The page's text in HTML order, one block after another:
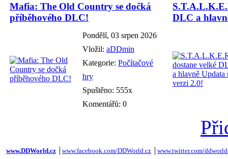
Mafia: The Old Country se dočká
příběhového DLC!
Pondělí, 03 srpen 2026
Vložil: aDDmin
Kategorie: Počítačové
hry
Spuštěno: 555x
Komentářů: 0
DLC a
www.DDWorld.cz www.facebook.com/DDWorld.cz www.twitter.com/